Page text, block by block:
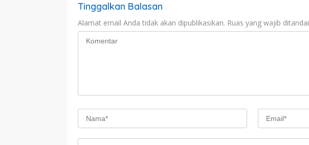
Tinggalkan Balasan
Alamat email Anda tidak akan dipublikasikan. Ruas yang wajib ditandai